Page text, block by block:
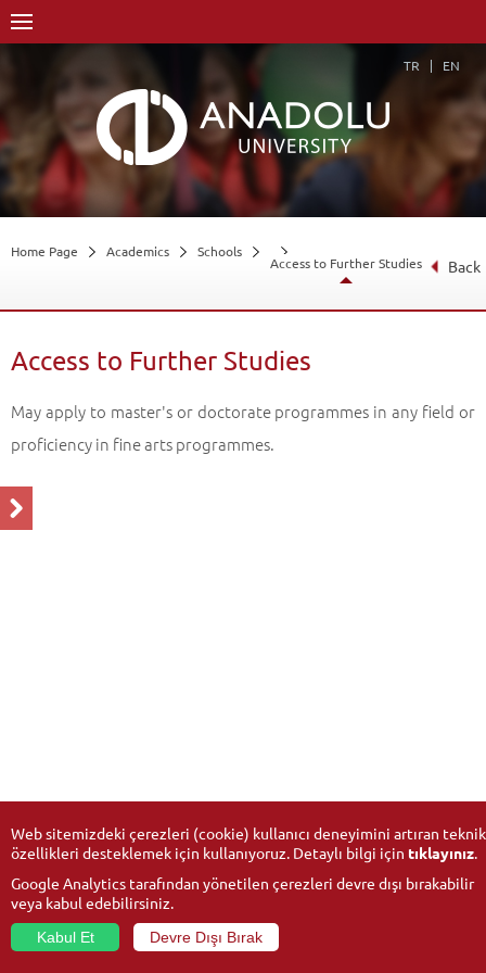
TR EN
Home Page Academics Schools
Access to Further Studies Back
Access to Further Studies
May apply to master's or doctorate programmes in any field or
proficiency in fine arts programmes.
Web sitemizdeki çerezleri (cookie) kullanıcı deneyimini artıran teknik
özellikleri desteklemek için kullanıyoruz. Detaylı bilgi için tıklayınız.
Google Analytics tarafından yönetilen çerezleri devre dışı bırakabilir
veya kabul edebilirsiniz.
Kabul Et
Devre Dışı Bırak
© 2026Anadolu University- All rights reserved.